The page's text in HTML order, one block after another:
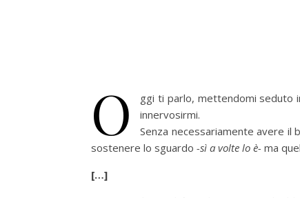
O ggi ti parlo, mettendomi seduto
innervosirmi.
Senza necessariamente avere il
sostenere lo sguardo -sì a volte lo è- ma
[…]